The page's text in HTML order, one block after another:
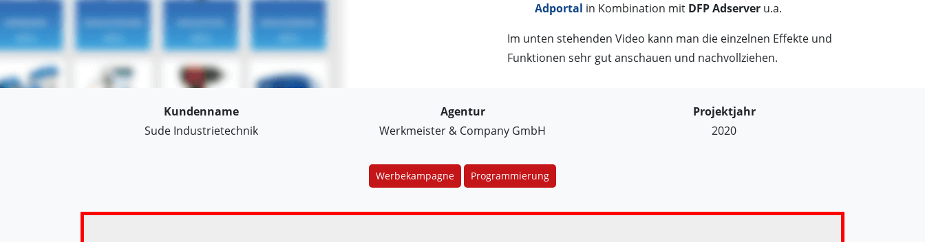
Adportal in Kombination mit DFP Adserver u.a.
Im unten stehenden Video kann man die einzelnen Effekte und
Funktionen sehr gut anschauen und nachvollziehen.
Kundenname
Sude Industrietechnik
Agentur
Werkmeister & Company GmbH
Projektjahr
2020
Werbekampagne Programmierung